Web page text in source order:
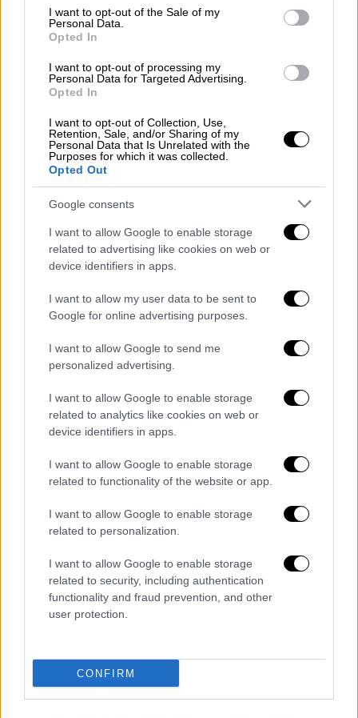
consent section.
I want to opt-out of the Sale of my
Personal Data.
Opted In
I want to opt-out of processing my
Personal Data for Targeted Advertising.
Opted In
I want to opt-out of Collection, Use,
Retention, Sale, and/or Sharing of my
Personal Data that Is Unrelated with the
Purposes for which it was collected.
Opted Out
Google consents
I want to allow Google to enable storage
related to advertising like cookies on web or
device identifiers in apps.
I want to allow my user data to be sent to
Google for online advertising purposes.
I want to allow Google to send me
personalized advertising.
I want to allow Google to enable storage
related to analytics like cookies on web or
device identifiers in apps.
I want to allow Google to enable storage
related to functionality of the website or app.
I want to allow Google to enable storage
related to personalization.
I want to allow Google to enable storage
related to security, including authentication
functionality and fraud prevention, and other
user protection.
CONFIRM
υφυπουργού Κλιματικής Κρίσης και
Πολιτικής Προστασίας Ευάγγελου Τουρνά
Τσούνης: Οι ΗΠΑ θα συνδράμουν στις
ελληνοτουρκικές σχέσεις εάν ζητηθεί
Τι είπε από το Φόρουμ των Δελφών
Πολιτική|11.03.2023 22:03